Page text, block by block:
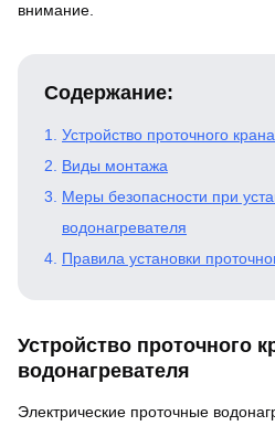
внимание.
Содержание:
Устройство проточного
Виды монтажа
Меры безопасности при
водонагревателя
Правила установки
Устройство проточного
водонагревателя
Электрические проточные